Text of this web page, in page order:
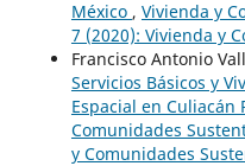
México , Vivienda y
7 (2020): Vivienda y
Francisco Antonio
Servicios Básicos y
Espacial en Culiacán
Comunidades
y Comunidades